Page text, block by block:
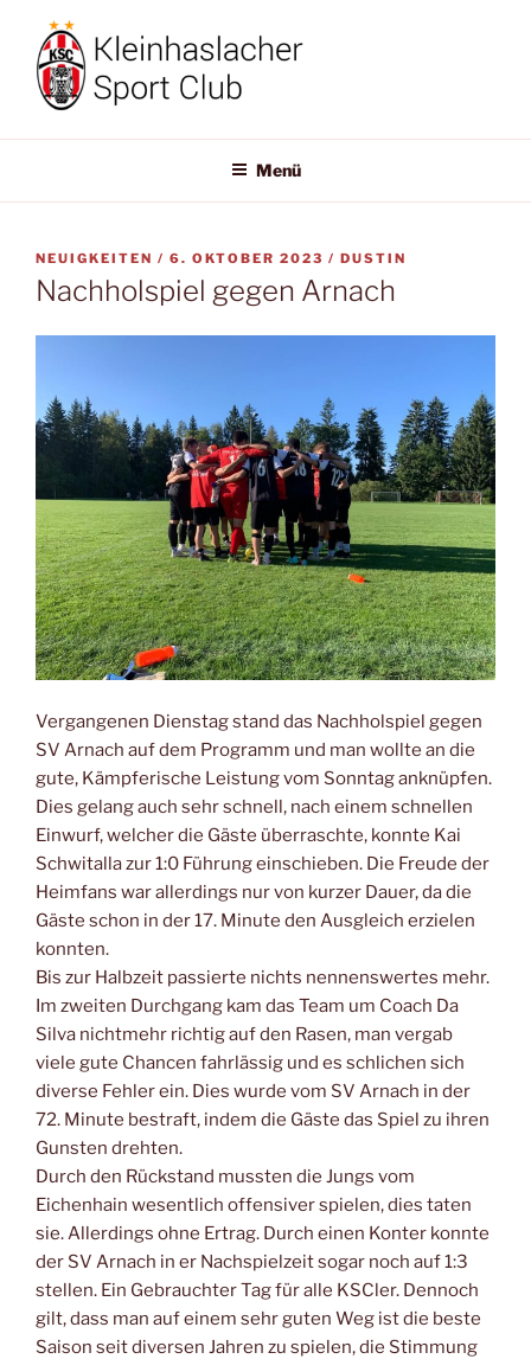
Inhalt
springen
KLEINHASLACHER-SC
Menü
NEUIGKEITEN / VERÖFFENTLICHT
AM
6. OKTOBER 2023 / DUSTIN
Nachholspiel gegen Arnach
Vergangenen Dienstag stand das Nachholspiel gegen
SV Arnach auf dem Programm und man wollte an die
gute, Kämpferische Leistung vom Sonntag anknüpfen.
Dies gelang auch sehr schnell, nach einem schnellen
Einwurf, welcher die Gäste überraschte, konnte Kai
Schwitalla zur 1:0 Führung einschieben. Die Freude der
Heimfans war allerdings nur von kurzer Dauer, da die
Gäste schon in der 17. Minute den Ausgleich erzielen
konnten.
Bis zur Halbzeit passierte nichts nennenswertes mehr.
Im zweiten Durchgang kam das Team um Coach Da
Silva nichtmehr richtig auf den Rasen, man vergab
viele gute Chancen fahrlässig und es schlichen sich
diverse Fehler ein. Dies wurde vom SV Arnach in der
72. Minute bestraft, indem die Gäste das Spiel zu ihren
Gunsten drehten.
Durch den Rückstand mussten die Jungs vom
Eichenhain wesentlich offensiver spielen, dies taten
sie. Allerdings ohne Ertrag. Durch einen Konter konnte
der SV Arnach in er Nachspielzeit sogar noch auf 1:3
stellen. Ein Gebrauchter Tag für alle KSCler. Dennoch
gilt, dass man auf einem sehr guten Weg ist die beste
Saison seit diversen Jahren zu spielen, die Stimmung